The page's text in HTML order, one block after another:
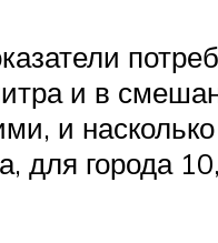
и в
и
для города